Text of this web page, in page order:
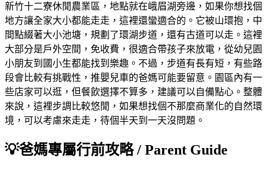
新竹十二寮休閒農業區，地點就在峨眉湖旁邊，如果你想找個
地方讓全家大小都能走走，這裡還蠻適合的。它被山環抱，中
間點綴著大小池塘，規劃了環湖步道，還有古道可以走。這裡
大部分是戶外空間，免收費，很適合帶孩子來放電，從幼兒園
小朋友到國小生都能找到樂趣。不過，步道有長有短，有些路
段會比較有挑戰性，推嬰兒車的爸媽可能要留意。園區內有一
些店家可以逛，但餐飲選擇不算多，建議可以自備點心。整體
來說，這裡步調比較悠閒，如果想找個不那麼商業化的自然環
境，可以考慮來走走，待個半天到一天沒問題。
💡爸媽專屬行前攻略 / Parent Guide